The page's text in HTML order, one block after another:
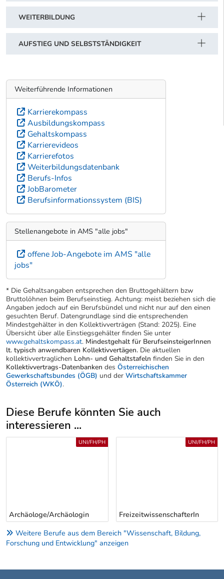
WEITERBILDUNG
AUFSTIEG UND SELBSTSTÄNDIGKEIT
Weiterführende Informationen
Karrierekompass
Ausbildungskompass
Gehaltskompass
Karrierevideos
Karrierefotos
Weiterbildungsdatenbank
Berufs-Infos
JobBarometer
Berufsinformationssystem (BIS)
Stellenangebote in AMS "alle jobs"
offene Job-Angebote im AMS "alle
jobs"
* Die Gehaltsangaben entsprechen den Bruttogehältern bzw
Bruttolöhnen beim Berufseinstieg. Achtung: meist beziehen sich die
Angaben jedoch auf ein Berufsbündel und nicht nur auf den einen
gesuchten Beruf. Datengrundlage sind die entsprechenden
Mindestgehälter in den Kollektivverträgen (Stand: 2025). Eine
Übersicht über alle Einstiegsgehälter finden Sie unter
www.gehaltskompass.at. Mindestgehalt für BerufseinsteigerInnen
lt. typisch anwendbaren Kollektivvertägen. Die aktuellen
kollektivvertraglichen Lohn- und Gehaltstafeln finden Sie in den
Kollektivvertrags-Datenbanken des Österreichischen
Gewerkschaftsbundes (ÖGB) und der Wirtschaftskammer
Österreich (WKÖ).
Diese Berufe könnten Sie auch
interessieren ...
Uber weitere Berufsvorschläge
Archäologe/Archäologin
UNI/FH/PH
FreizeitwissenschafterIn
UNI/FH/PH
Weitere Berufe aus dem Bereich "Wissenschaft, Bildung,
Forschung und Entwicklung" anzeigen